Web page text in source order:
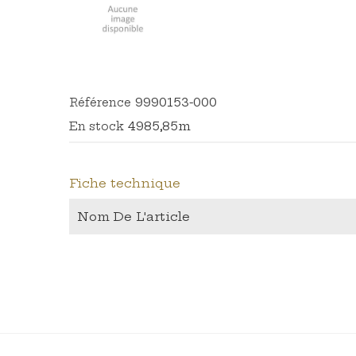
Référence 9990153-000
En stock 4985,85m
Fiche technique
Nom De L'article